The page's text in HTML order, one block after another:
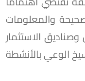
والمعلومات
الاستثمار
الوعي بالأنشطة